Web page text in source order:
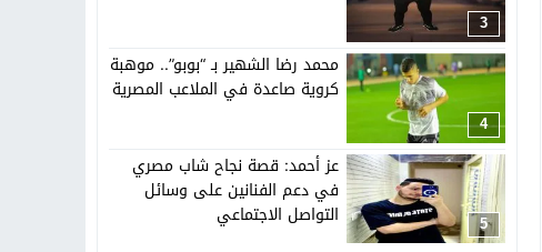
3
4
محمد رضا الشهير بـ “بوبو”.. موهبة
كروية صاعدة في الملاعب المصرية
5
عز أحمد: قصة نجاح شاب مصري
في دعم الفنانين على وسائل
التواصل الاجتماعي